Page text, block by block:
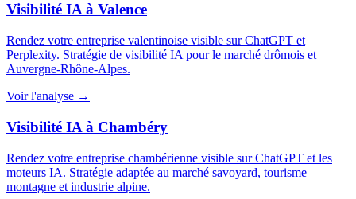
Visibilité IA à Valence
Rendez votre entreprise valentinoise visible sur ChatGPT et
Perplexity. Stratégie de visibilité IA pour le marché drômois et
Auvergne-Rhône-Alpes.
Voir l'analyse →
Visibilité IA à Chambéry
Rendez votre entreprise chambérienne visible sur ChatGPT et les
moteurs IA. Stratégie adaptée au marché savoyard, tourisme
montagne et industrie alpine.